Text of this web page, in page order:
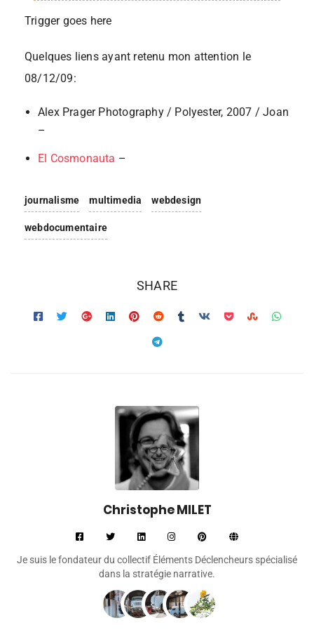
Trigger goes here
Quelques liens ayant retenu mon attention le
08/12/09:
Alex Prager Photography / Polyester, 2007 / Joan
–
El Cosmonauta –
journalisme multimedia webdesign
webdocumentaire
SHARE
Christophe MILET
Je suis le fondateur du collectif Éléments Déclencheurs spécialisé
dans la stratégie narrative.